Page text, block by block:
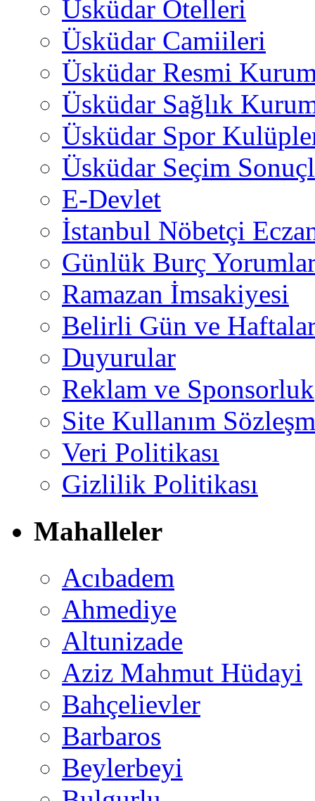
Üsküdar Otelleri
Üsküdar Camiileri
Üsküdar Resmi
Üsküdar Sağlık
Üsküdar Spor
Üsküdar Seçim
E-Devlet
İstanbul Nöbetçi
Günlük Burç
Ramazan İmsakiyesi
Belirli Gün ve
Duyurular
Reklam ve Sponsorluk
Site Kullanım
Veri Politikası
Gizlilik Politikası
Mahalleler
Acıbadem
Ahmediye
Altunizade
Aziz Mahmut Hüdayi
Bahçelievler
Barbaros
Beylerbeyi